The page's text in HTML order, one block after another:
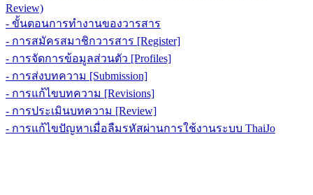
Review)
- ขั้นตอนการทำงานของวารสาร
- การสมัครสมาชิกวารสาร [Register]
- การจัดการข้อมูลส่วนตัว [Profiles]
- การส่งบทความ [Submission]
- การแก้ไขบทความ [Revisions]
- การประเมินบทความ [Review]
- การแก้ไขปัญหาเมื่อลืมรหัสผ่านการใช้งานระบบ ThaiJo